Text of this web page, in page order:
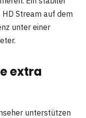
Stream auf dem
unter einer
extra
unterstützen